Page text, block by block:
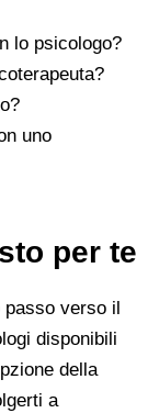
lo psicologo?
uno
per te
verso il
disponibili
della
a